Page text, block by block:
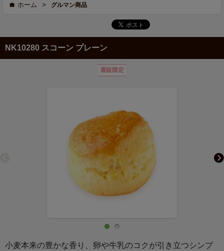
ホーム > グルマン商品
NK10280 スコーン プレーン
通販限定
小麦本来の豊かな香り、卵や牛乳のコクが引き立つシンプ